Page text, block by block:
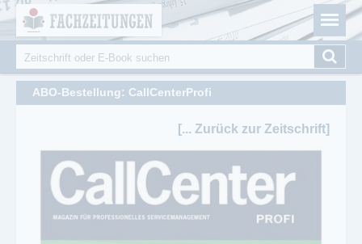
Fachzeitungen.de - Das unabhängige Portal für
Fachmagazine Fachpublikationen & eBooks
Suchformular
Suche
ABO-Bestellung: CallCenterProfi
[... Zurück zur Zeitschrift]
Cookie-Einstellungen